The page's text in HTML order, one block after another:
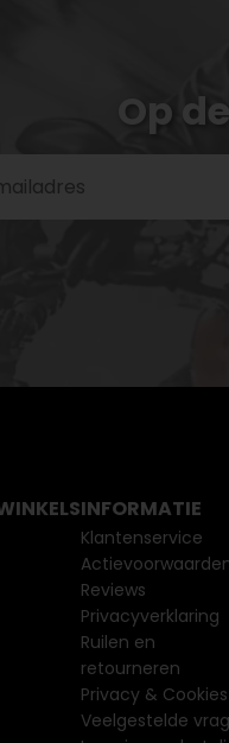
Op
INFORMATIE
Klantenservice
Reviews
Privacyverklaring
Ruilen en
retourneren
Privacy & Cookies
Veelgestelde